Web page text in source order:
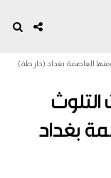
العاصمة بغداد (خارطة)
التلوث
بغداد